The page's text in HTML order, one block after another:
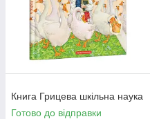
Книга Грицева шкільна наука
Готово до відправки